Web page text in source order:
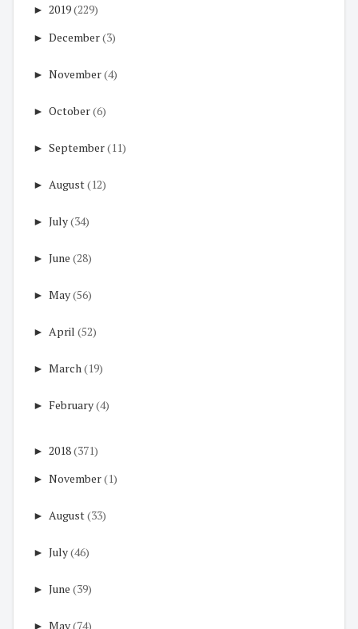
► 2019(229)
► December(3)
► November(4)
► October(6)
► September(11)
► August(12)
► July(34)
► June (28)
► May(56)
► April (52)
► March(19)
► February(4)
► 2018(371)
► November(1)
► August(33)
► July(46)
► June (39)
► May(74)